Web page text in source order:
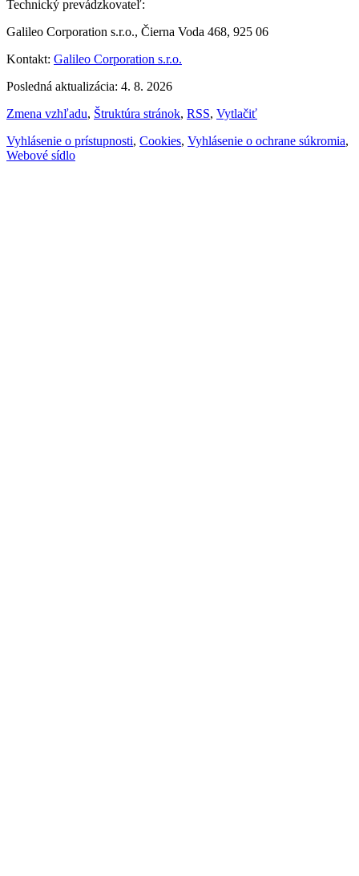
Technický prevádzkovateľ:
Galileo Corporation s.r.o., Čierna Voda 468, 925 06
Kontakt: Galileo Corporation s.r.o.
Posledná aktualizácia: 4. 8. 2026
Zmena vzhľadu, Štruktúra stránok, RSS, Vytlačiť
Vyhlásenie o prístupnosti, Cookies, Vyhlásenie o ochrane súkromia,
Webové sídlo